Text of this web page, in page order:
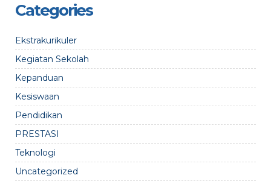
Categories
Ekstrakurikuler
Kegiatan Sekolah
Kepanduan
Kesiswaan
Pendidikan
PRESTASI
Teknologi
Uncategorized